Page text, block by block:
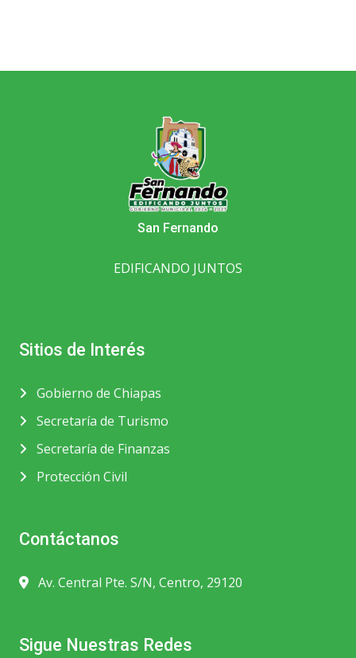
San Fernando
EDIFICANDO JUNTOS
Sitios de Interés
Gobierno de Chiapas
Secretaría de Turismo
Secretaría de Finanzas
Protección Civil
Contáctanos
Av. Central Pte. S/N, Centro, 29120
Sigue Nuestras Redes